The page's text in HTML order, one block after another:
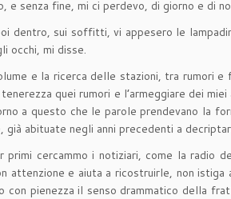
e senza fine, mi ci perdevo, di giorno e di
dentro, sui soffitti, vi appesero le
occhi, mi disse.
e la ricerca delle stazioni, tra rumori e
quei rumori e l’armeggiare dei
a questo che le parole prendevano la
abituate negli anni precedenti a
cercammo i notiziari, come la radio
e aiuta a ricostruirle, non istiga
pienezza il senso drammatico della